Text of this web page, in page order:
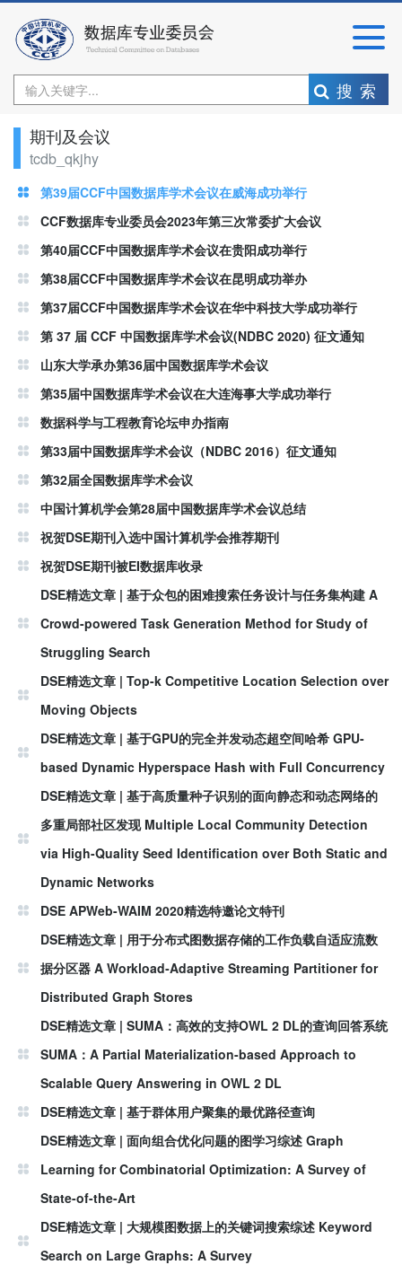
搜索
期刊及会议
tcdb_qkjhy
第39届CCF中国数据库学术会议在威海成功举行
CCF数据库专业委员会2023年第三次常委扩大会议
第40届CCF中国数据库学术会议在贵阳成功举行
第38届CCF中国数据库学术会议在昆明成功举办
第37届CCF中国数据库学术会议在华中科技大学成功举行
第 37 届 CCF 中国数据库学术会议(NDBC 2020) 征文通知
山东大学承办第36届中国数据库学术会议
第35届中国数据库学术会议在大连海事大学成功举行
数据科学与工程教育论坛申办指南
第33届中国数据库学术会议（NDBC 2016）征文通知
第32届全国数据库学术会议
中国计算机学会第28届中国数据库学术会议总结
祝贺DSE期刊入选中国计算机学会推荐期刊
祝贺DSE期刊被EI数据库收录
DSE精选文章 | 基于众包的困难搜索任务设计与任务集构建 A
Crowd-powered Task Generation Method for Study of
Struggling Search
DSE精选文章 | Top-k Competitive Location Selection over
Moving Objects
DSE精选文章 | 基于GPU的完全并发动态超空间哈希 GPU-
based Dynamic Hyperspace Hash with Full Concurrency
DSE精选文章 | 基于高质量种子识别的面向静态和动态网络的
多重局部社区发现 Multiple Local Community Detection
via High-Quality Seed Identification over Both Static and
Dynamic Networks
DSE APWeb-WAIM 2020精选特邀论文特刊
DSE精选文章 | 用于分布式图数据存储的工作负载自适应流数
据分区器 A Workload‑Adaptive Streaming Partitioner for
Distributed Graph Stores
DSE精选文章 | SUMA：高效的支持OWL 2 DL的查询回答系统
SUMA：A Partial Materialization-based Approach to
Scalable Query Answering in OWL 2 DL
DSE精选文章 | 基于群体用户聚集的最优路径查询
DSE精选文章 | 面向组合优化问题的图学习综述 Graph
Learning for Combinatorial Optimization: A Survey of
State-of-the-Art
DSE精选文章 | 大规模图数据上的关键词搜索综述 Keyword
Search on Large Graphs: A Survey